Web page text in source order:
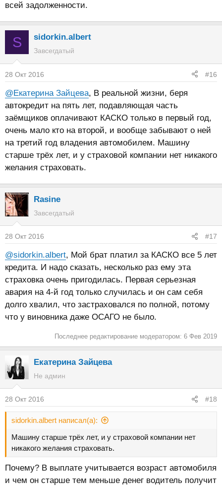
всей задолженности.
S sidorkin.albert
Завсегдатый
28 Окт 2016 #16
@Екатерина Зайцева, В реальной жизни, беря
автокредит на пять лет, подавляющая часть
заёмщиков оплачивают КАСКО только в первый год,
очень мало кто на второй, и вообще забывают о ней
на третий год владения автомобилем. Машину
старше трёх лет, и у страховой компании нет никакого
желания страховать.
Rasine
Завсегдатый
28 Окт 2016 #17
@sidorkin.albert, Мой брат платил за КАСКО все 5 лет
кредита. И надо сказать, несколько раз ему эта
страховка очень пригодилась. Первая серьезная
авария на 4-й год только случилась и он сам себя
долго хвалил, что застраховался по полной, потому
что у виновника даже ОСАГО не было.
Последнее редактирование модератором: 6 Фев 2019
Екатерина Зайцева
Не админ
28 Окт 2016 #18
sidorkin.albert написал(а):
Машину старше трёх лет, и у страховой компании нет
никакого желания страховать.
Почему? В выплате учитывается возраст автомобиля
и чем он старше тем меньше денег водитель получит